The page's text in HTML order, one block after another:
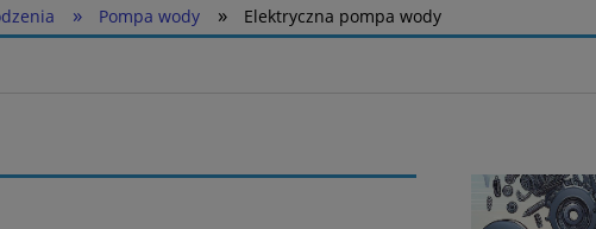
» Pompa wody » Elektryczna pompa wody